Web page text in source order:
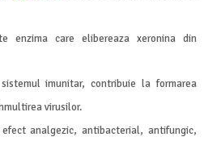
enzima care elibereaza xeronina din
imunitar, contribuie la formarea
virusilor.
analgezic, antibacterial, antifungic,